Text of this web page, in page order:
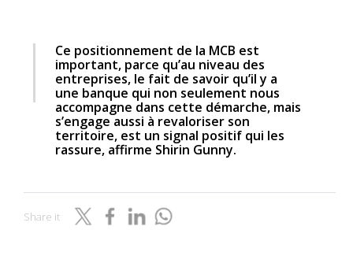
Ce positionnement de la MCB est
important, parce qu’au niveau des
entreprises, le fait de savoir qu’il y a
une banque qui non seulement nous
accompagne dans cette démarche, mais
s’engage aussi à revaloriser son
territoire, est un signal positif qui les
rassure, affirme Shirin Gunny.
Share it